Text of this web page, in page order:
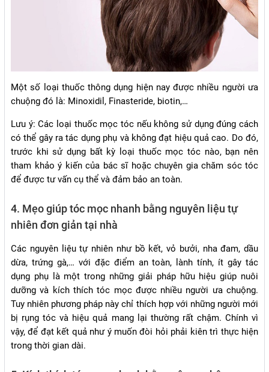
Một số loại thuốc thông dụng hiện nay được nhiều người ưa
chuộng đó là: Minoxidil, Finasteride, biotin,…
Lưu ý: Các loại thuốc mọc tóc nếu không sử dụng đúng cách
có thể gây ra tác dụng phụ và không đạt hiệu quả cao. Do đó,
trước khi sử dụng bất kỳ loại thuốc mọc tóc nào, bạn nên
tham khảo ý kiến của bác sĩ hoặc chuyên gia chăm sóc tóc
để được tư vấn cụ thể và đảm bảo an toàn.
4. Mẹo giúp tóc mọc nhanh bằng nguyên liệu tự
nhiên đơn giản tại nhà
Các nguyên liệu tự nhiên như bồ kết, vỏ bưởi, nha đam, dầu
dừa, trứng gà,… với đặc điểm an toàn, lành tính, ít gây tác
dụng phụ là một trong những giải pháp hữu hiệu giúp nuôi
dưỡng và kích thích tóc mọc được nhiều người ưa chuộng.
Tuy nhiên phương pháp này chỉ thích hợp với những người mới
bị rụng tóc và hiệu quả mang lại thường rất chậm. Chính vì
vậy, để đạt kết quả như ý muốn đòi hỏi phải kiên trì thực hiện
trong thời gian dài.